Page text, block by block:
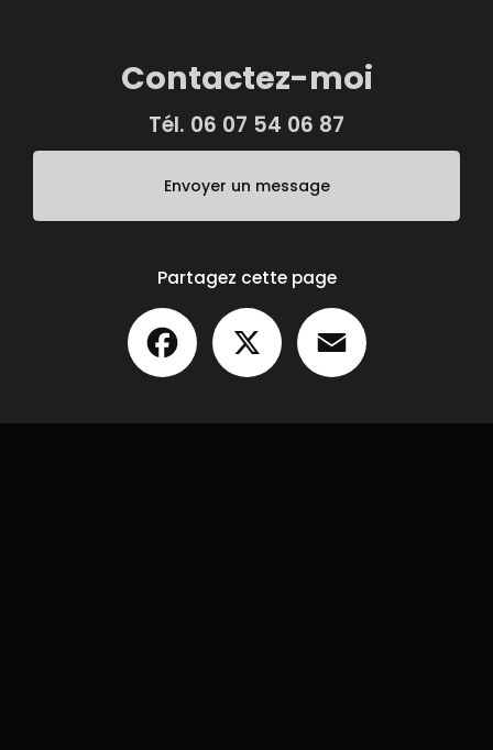
Contactez-moi
Tél. 06 07 54 06 87
Envoyer un message
Partagez cette page
Facebook